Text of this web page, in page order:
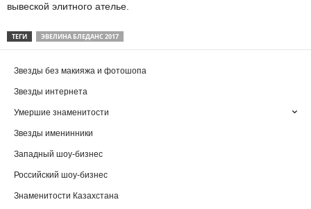
вывеской элитного ателье.
ТЕГИ ЭВЕЛИНА БЛЕДАНС 2017
Звезды без макияжа и фотошопа
Звезды интернета
Умершие знаменитости
Звезды именинники
Западный шоу-бизнес
Российский шоу-бизнес
Знаменитости Казахстана